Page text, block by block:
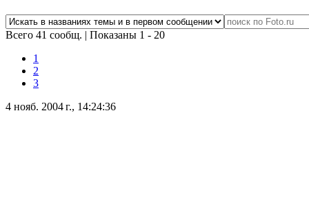
Всего 41 сообщ. | Показаны 1 - 20
1
2
3
4 нояб. 2004 г., 14:24:36